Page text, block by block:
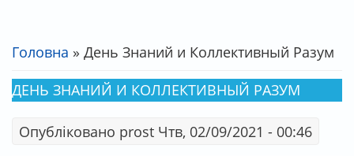
ВИ Є ТУТ
Головна » День Знаний и Коллективный Разум
ДЕНЬ ЗНАНИЙ И КОЛЛЕКТИВНЫЙ РАЗУМ
Опубліковано prost Чтв, 02/09/2021 - 00:46